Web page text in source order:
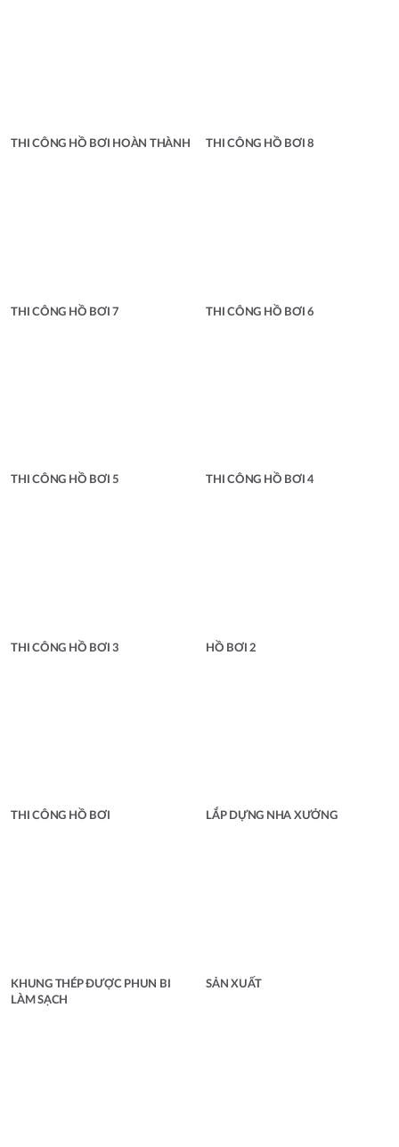
THI CÔNG HỒ BƠI HOÀN THÀNH THI CÔNG HỒ BƠI 8
THI CÔNG HỒ BƠI 7 THI CÔNG HỒ BƠI 6
THI CÔNG HỒ BƠI 5 THI CÔNG HỒ BƠI 4
THI CÔNG HỒ BƠI 3 HỒ BƠI 2
THI CÔNG HỒ BƠI LẮP DỰNG NHA XƯỞNG
KHUNG THÉP ĐƯỢC PHUN BI
LÀM SẠCH
SẢN XUẤT